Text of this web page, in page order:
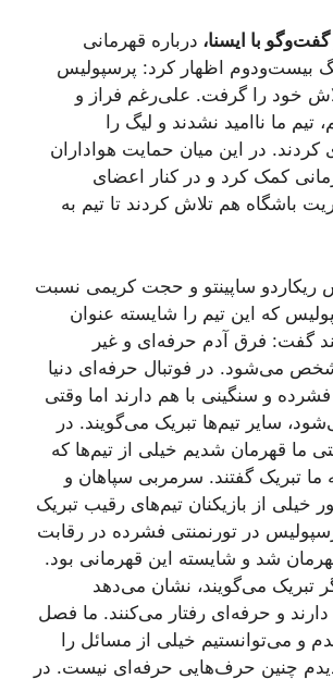
با ایسنا، درباره قهرمانی
بیست‌ودوم اظهار کرد: پرسپولیس
خود را گرفت. علی‌رغم فراز و
تیم ما ناامید نشدند و لیگ را
کردند. در این میان حمایت هواداران
کمک کرد و در کنار اعضای
باشگاه هم تلاش کردند تا تیم به
ریکاردو ساپینتو و حجت کریمی نسبت
که این تیم را شایسته عنوان
گفت: فرق آدم حرفه‌ای و غیر
می‌شود. در فوتبال حرفه‌ای دنیا
و سنگینی با هم دارند اما وقتی
سایر تیم‌ها تبریک می‌گویند. در
ما قهرمان شدیم خیلی از تیم‌ها که
ما تبریک گفتند. سرمربی سپاهان و
خیلی از بازیکنان تیم‌های رقیب تبریک
در تورنمنتی فشرده در رقابت
شد و شایسته این قهرمانی بود.
تبریک می‌گویند، نشان می‌دهد
و حرفه‌ای رفتار می‌کنند. ما فصل
و می‌توانستیم خیلی از مسائل را
چنین حرف‌هایی حرفه‌ای نیست. در